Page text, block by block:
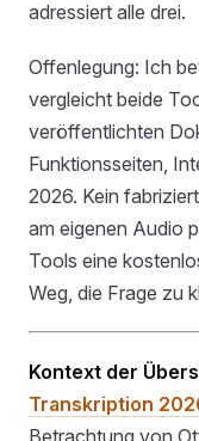
adressiert alle drei.
Offenlegung: Ich
vergleicht beide
veröffentlichten
Funktionsseiten,
2026. Kein
am eigenen Audio
Tools eine
Weg, die Frage zu
Kontext der
Transkription
Betrachtung von